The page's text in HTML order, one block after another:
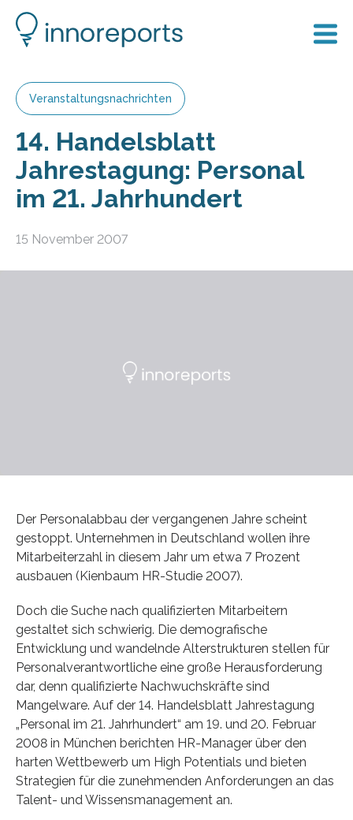
Veranstaltungsnachrichten
14. Handelsblatt
Jahrestagung: Personal
im 21. Jahrhundert
15 November 2007
Der Personalabbau der vergangenen Jahre scheint
gestoppt. Unternehmen in Deutschland wollen ihre
Mitarbeiterzahl in diesem Jahr um etwa 7 Prozent
ausbauen (Kienbaum HR-Studie 2007).
Doch die Suche nach qualifizierten Mitarbeitern
gestaltet sich schwierig. Die demografische
Entwicklung und wandelnde Alterstrukturen stellen für
Personalverantwortliche eine große Herausforderung
dar, denn qualifizierte Nachwuchskräfte sind
Mangelware. Auf der 14. Handelsblatt Jahrestagung
„Personal im 21. Jahrhundert“ am 19. und 20. Februar
2008 in München berichten HR-Manager über den
harten Wettbewerb um High Potentials und bieten
Strategien für die zunehmenden Anforderungen an das
Talent- und Wissensmanagement an.